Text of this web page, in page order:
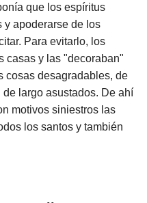
que los espíritus
y apoderarse de los
Para evitarlo, los
casas y las "decoraban"
cosas desagradables, de
largo asustados. De ahí
motivos siniestros las
los santos y también